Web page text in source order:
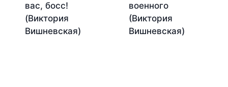
вас, босс!
(Виктория
Вишневская)
военного
(Виктория
Вишневская)